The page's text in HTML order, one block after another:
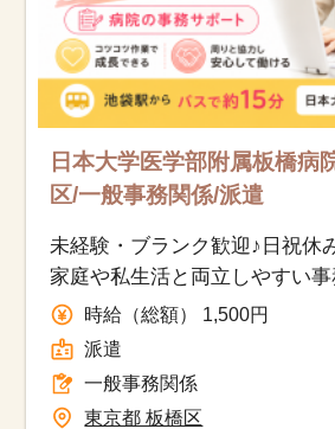
日本大学医学部附属板橋病
区/一般事務関係/派遣
未経験・ブランク歓迎♪日祝休
家庭や私生活と両立しやすい
時給（総額） 1,500円
派遣
一般事務関係
東京都 板橋区